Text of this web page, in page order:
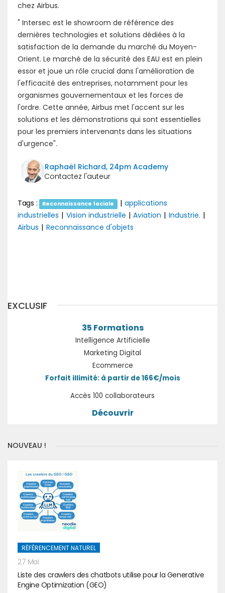
chez Airbus.
" Intersec est le showroom de référence des
dernières technologies et solutions dédiées à la
satisfaction de la demande du marché du Moyen-
Orient. Le marché de la sécurité des EAU est en plein
essor et joue un rôle crucial dans l'amélioration de
l'efficacité des entreprises, notamment pour les
organismes gouvernementaux et les forces de
l'ordre. Cette année, Airbus met l'accent sur les
solutions et les démonstrations qui sont essentielles
pour les premiers intervenants dans les situations
d'urgence".
Raphaël Richard, 24pm Academy
Tags : Reconnaissance faciale | applications
industrielles | Vision industrielle | Aviation | Industrie. |
Airbus | Reconnaissance d'objets
EXCLUSIF
35 Formations
Intelligence Artificielle
Marketing Digital
Ecommerce
Forfait illimité: à partir de 166€/mois
Accès 100 collaborateurs
Découvrir
NOUVEAU !
RÉFÉRENCEMENT NATUREL
27 Mai
Liste des crawlers des chatbots utilise pour la Generative
Engine Optimization (GEO)